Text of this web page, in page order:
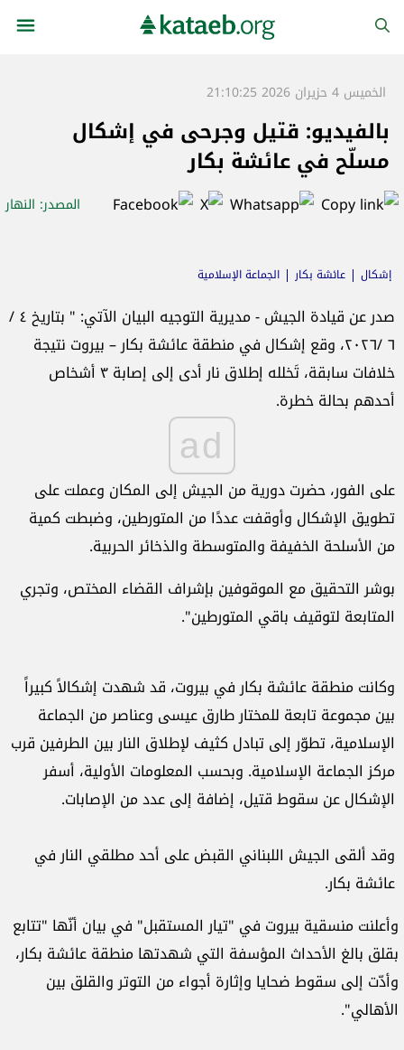
الخميس 4 حزيران 2026 21:10:25
بالفيديو: قتيل وجرحى في إشكال
مسلّح في عائشة بكار
المصدر: النهار
إشكال عائشة بكار الجماعة الإسلامية
صدر عن قيادة الجيش - مديرية التوجيه البيان الآتي: " بتاريخ ٤ /
٦ /٢٠٢٦، وقع إشكال في منطقة عائشة بكار – بيروت نتيجة
خلافات سابقة، تَخلله إطلاق نار أدى إلى إصابة ٣ أشخاص
أحدهم بحالة خطرة.
ad
على الفور، حضرت دورية من الجيش إلى المكان وعملت على
تطويق الإشكال وأوقفت عددًا من المتورطين، وضبطت كمية
من الأسلحة الخفيفة والمتوسطة والذخائر الحربية.
بوشر التحقيق مع الموقوفين بإشراف القضاء المختص، وتجري
المتابعة لتوقيف باقي المتورطين".
وكانت منطقة عائشة بكار في بيروت، قد شهدت إشكالاً كبيراً
بين مجموعة تابعة للمختار طارق عيسى وعناصر من الجماعة
الإسلامية، تطوّر إلى تبادل كثيف لإطلاق النار بين الطرفين قرب
مركز الجماعة الإسلامية. وبحسب المعلومات الأولية، أسفر
الإشكال عن سقوط قتيل، إضافة إلى عدد من الإصابات.
وقد ألقى الجيش اللبناني القبض على أحد مطلقي النار في
عائشة بكار.
وأعلنت منسقية بيروت في "تيار المستقبل" في بيان أنّها "تتابع
بقلق بالغ الأحداث المؤسفة التي شهدتها منطقة عائشة بكار،
وأدّت إلى سقوط ضحايا وإثارة أجواء من التوتر والقلق بين
الأهالي".